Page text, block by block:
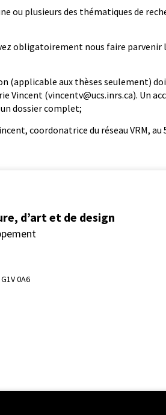
ou plusieurs des thématiques de
obligatoirement nous faire
(applicable aux thèses seulement)
Vincent (vincentv@ucs.inrs.ca). Un
dossier complet;
coordonatrice du réseau VRM, au
d’art et de design
0A6